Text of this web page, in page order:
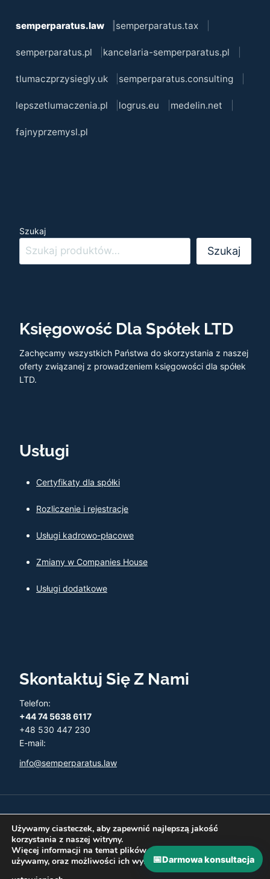
semperparatus.law semperparatus.tax
semperparatus.pl kancelaria-semperparatus.pl
tlumaczprzysiegly.uk semperparatus.consulting
lepszetlumaczenia.pl logrus.eu medelin.net
fajnyprzemysl.pl
Szukaj
Szukaj
Księgowość Dla Spółek LTD
Zachęcamy wszystkich Państwa do skorzystania z naszej
oferty związanej z prowadzeniem księgowości dla spółek
LTD.
Usługi
Certyfikaty dla spółki
Rozliczenie i rejestracje
Usługi kadrowo-płacowe
Zmiany w Companies House
Usługi dodatkowe
Skontaktuj Się Z Nami
Telefon:
+44 74 5638 6117
+48 530 447 230
E-mail:
info@semperparatus.law
© 2026 Semper Paratus - Twoja księgowość w UK
Używamy ciasteczek, aby zapewnić najlepszą jakość
korzystania z naszej witryny.
Więcej informacji na temat plików ciasteczka, których
używamy, oraz możliwości ich wyłączenia znajdziesz w
📅Darmowa konsultacja